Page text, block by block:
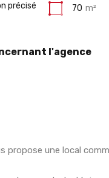
précisé 70 m²
l'agence
propose une local